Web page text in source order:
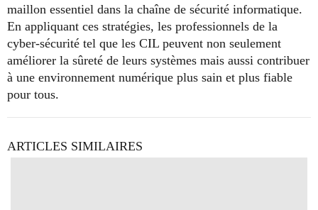
maillon essentiel dans la chaîne de sécurité informatique.
En appliquant ces stratégies, les professionnels de la
cyber-sécurité tel que les CIL peuvent non seulement
améliorer la sûreté de leurs systèmes mais aussi contribuer
à une environnement numérique plus sain et plus fiable
pour tous.
ARTICLES SIMILAIRES